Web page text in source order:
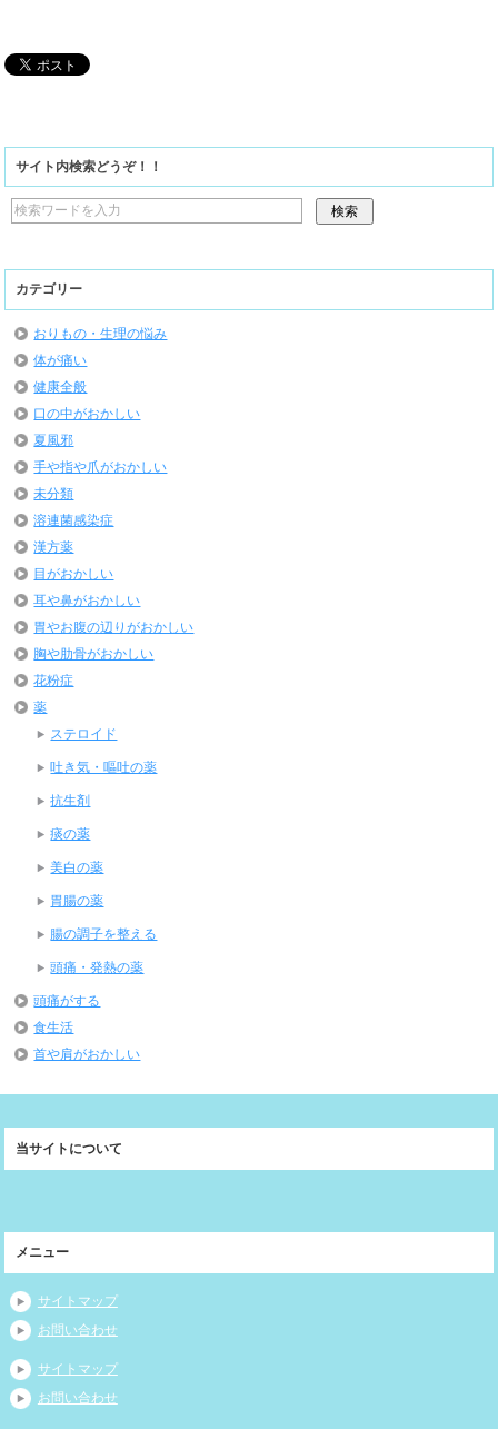
サイト内検索どうぞ！！
カテゴリー
おりもの・生理の悩み
体が痛い
健康全般
口の中がおかしい
夏風邪
手や指や爪がおかしい
未分類
溶連菌感染症
漢方薬
目がおかしい
耳や鼻がおかしい
胃やお腹の辺りがおかしい
胸や肋骨がおかしい
花粉症
薬
ステロイド
吐き気・嘔吐の薬
抗生剤
痰の薬
美白の薬
胃腸の薬
腸の調子を整える
頭痛・発熱の薬
頭痛がする
食生活
首や肩がおかしい
当サイトについて
メニュー
サイトマップ
お問い合わせ
サイトマップ
お問い合わせ